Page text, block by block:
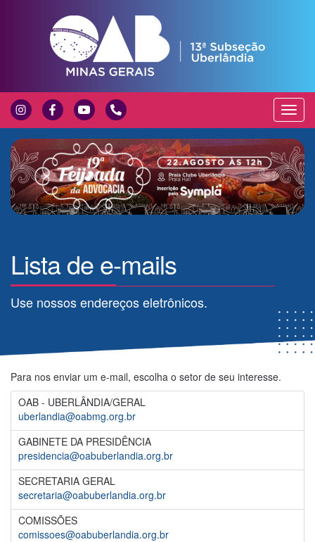
Exibir
Lista de e-mails
Use nossos endereços eletrônicos.
Para nos enviar um e-mail, escolha o setor de seu interesse.
OAB - UBERLÂNDIA/GERAL
uberlandia@oabmg.org.br
GABINETE DA PRESIDÊNCIA
presidencia@oabuberlandia.org.br
SECRETARIA GERAL
secretaria@oabuberlandia.org.br
COMISSÕES
comissoes@oabuberlandia.org.br